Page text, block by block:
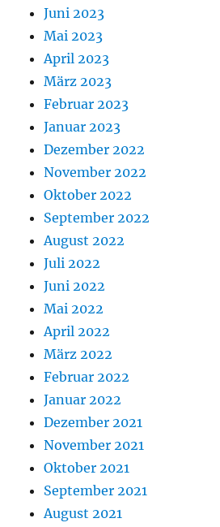
Juni 2023
Mai 2023
April 2023
März 2023
Februar 2023
Januar 2023
Dezember 2022
November 2022
Oktober 2022
September 2022
August 2022
Juli 2022
Juni 2022
Mai 2022
April 2022
März 2022
Februar 2022
Januar 2022
Dezember 2021
November 2021
Oktober 2021
September 2021
August 2021